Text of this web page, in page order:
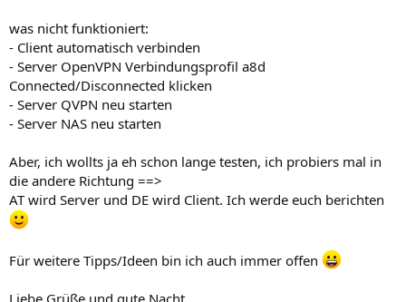
was nicht funktioniert:
- Client automatisch verbinden
- Server OpenVPN Verbindungsprofil a8d
Connected/Disconnected klicken
- Server QVPN neu starten
- Server NAS neu starten
Aber, ich wollts ja eh schon lange testen, ich probiers mal in
die andere Richtung ==>
AT wird Server und DE wird Client. Ich werde euch berichten
Für weitere Tipps/Ideen bin ich auch immer offen
Liebe Grüße und gute Nacht,